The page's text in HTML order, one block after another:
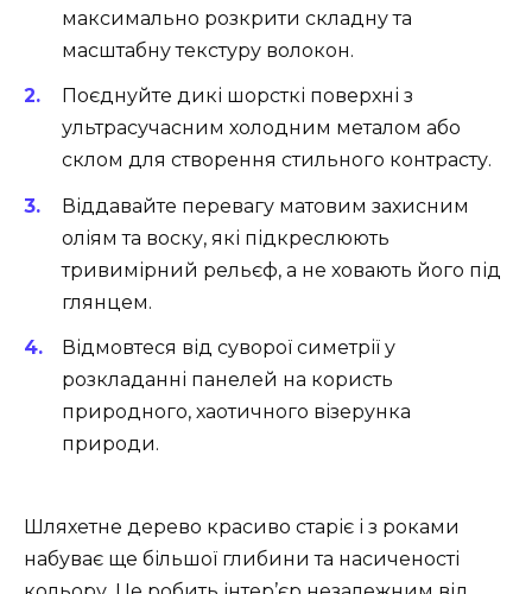
максимально розкрити складну та
масштабну текстуру волокон.
Поєднуйте дикі шорсткі поверхні з
ультрасучасним холодним металом або
склом для створення стильного контрасту.
Віддавайте перевагу матовим захисним
оліям та воску, які підкреслюють
тривимірний рельєф, а не ховають його під
глянцем.
Відмовтеся від суворої симетрії у
розкладанні панелей на користь
природного, хаотичного візерунка
природи.
Шляхетне дерево красиво старіє і з роками
набуває ще більшої глибини та насиченості